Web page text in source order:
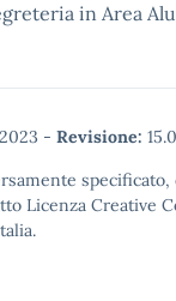
in Area
- Revisione:
Licenza Creative